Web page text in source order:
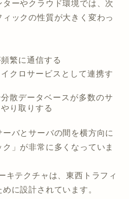
ーやクラウド環境では、次
ックの性質が大きく変わっ
繁に通信する
クロサービスとして連携す
散データベースが多数のサ
り取りする
バとサーバの間を横方向に
」が非常に多くなっていま
キテクチャは、東西トラフィ
に設計されています。